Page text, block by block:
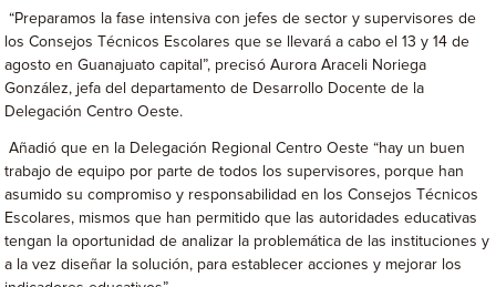
“Preparamos la fase intensiva con jefes de sector y supervisores de
los Consejos Técnicos Escolares que se llevará a cabo el 13 y 14 de
agosto en Guanajuato capital”, precisó Aurora Araceli Noriega
González, jefa del departamento de Desarrollo Docente de la
Delegación Centro Oeste.
Añadió que en la Delegación Regional Centro Oeste “hay un buen
trabajo de equipo por parte de todos los supervisores, porque han
asumido su compromiso y responsabilidad en los Consejos Técnicos
Escolares, mismos que han permitido que las autoridades educativas
tengan la oportunidad de analizar la problemática de las instituciones y
a la vez diseñar la solución, para establecer acciones y mejorar los